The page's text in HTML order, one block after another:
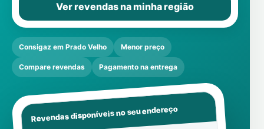
Ver revendas na minha região
Consigaz em Prado Velho Menor preço
Compare revendas Pagamento na entrega
Revendas disponíveis no seu endereço